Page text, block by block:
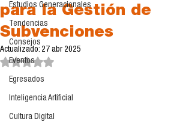
Estudios Generacionales
Tendencias
Consejos
Eventos
Egresados
Inteligencia Artificial
Cultura Digital
para la Gestión de
Subvenciones
Actualizado: 27 abr 2025
Obtuvo NaN de 5 estrellas.